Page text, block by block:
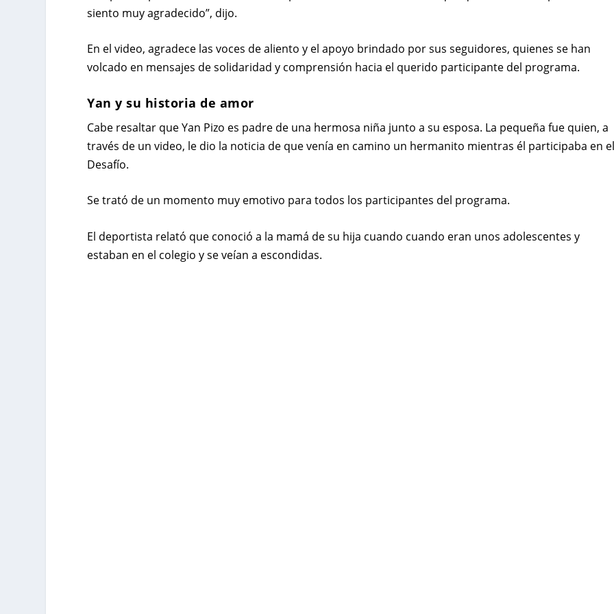
siento muy agradecido”, dijo.
En el video, agradece las voces de aliento y el apoyo brindado por sus seguidores, quienes se han
volcado en mensajes de solidaridad y comprensión hacia el querido participante del programa.
Yan y su historia de amor
Cabe resaltar que Yan Pizo es padre de una hermosa niña junto a su esposa. La pequeña fue quien, a
través de un video, le dio la noticia de que venía en camino un hermanito mientras él participaba en
Desafío.
Se trató de un momento muy emotivo para todos los participantes del programa.
El deportista relató que conoció a la mamá de su hija cuando cuando eran unos adolescentes y
estaban en el colegio y se veían a escondidas.